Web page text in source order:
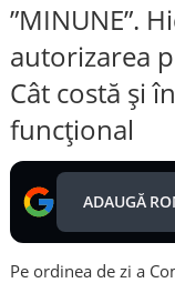
”MINUNE”.
autorizarea
Cât costă și
funcțional
ADAUGĂ
Pe ordinea de zi a